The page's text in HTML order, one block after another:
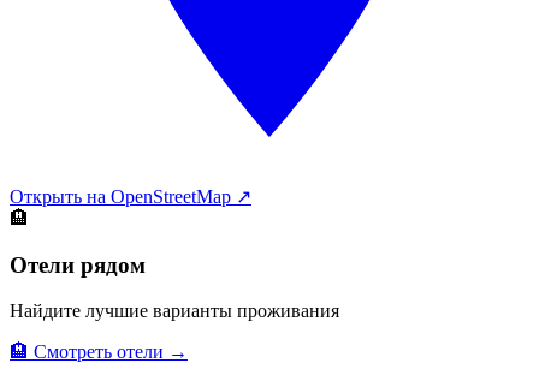
Открыть на OpenStreetMap ↗
🏨
Отели рядом
Найдите лучшие варианты проживания
🏨 Смотреть отели →